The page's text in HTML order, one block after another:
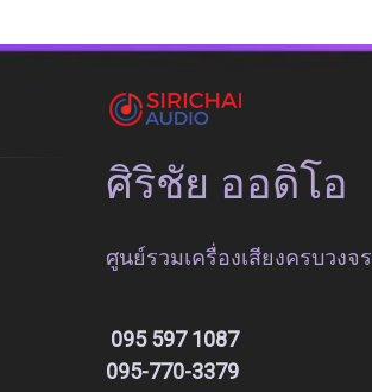
ศิริชัย ออดิโอ
ศูนย์รวมเครื่องเสียงครบวงจร
095 597 1087
095-770-3379